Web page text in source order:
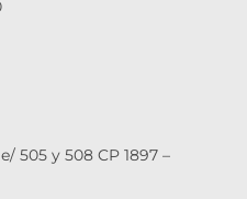
505 y 508 CP 1897 –